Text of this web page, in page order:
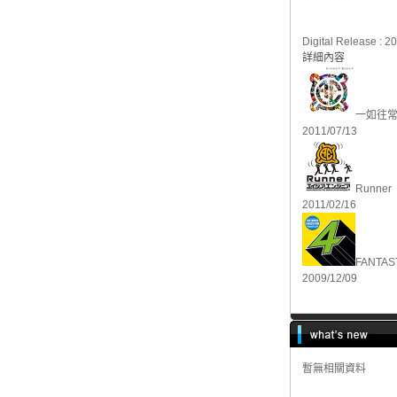
Digital Release :
詳細內容
一如往
2011/07/13
Runner
2011/02/16
2009/12/09
暫無相關資料